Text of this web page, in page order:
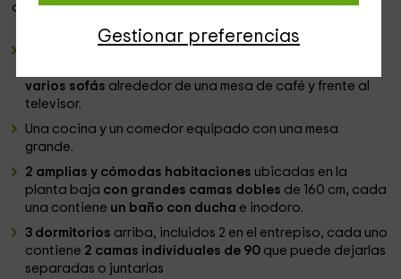
Gestionar preferencias
de la carne asada al carbón.
varios sofás alrededor de una mesa de caféy frente al
televisor.
Una cocinay un comedor equipado con una mesa
grande.
2 amplias y cómodas habitaciones ubicadas en la
planta baja con grandes camas dobles de 160 cm, cada
una contiene un baño con ducha e inodoro.
3 dormitorios arriba, incluidos 2 en el entrepiso, cada uno
contiene 2 camas individuales de 90 que puede dejarlas
separadas o juntarlas